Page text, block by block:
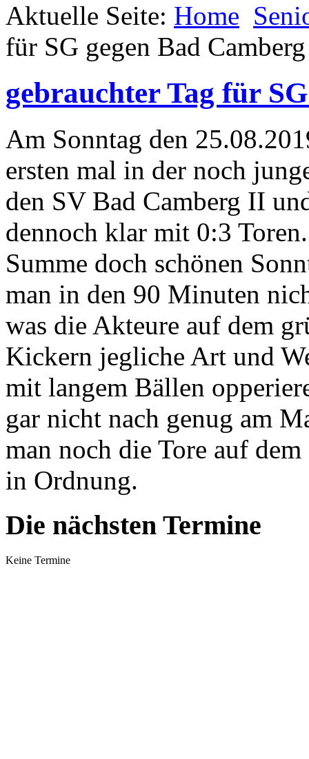
Aktuelle Seite: Home
für SG gegen Bad
gebrauchter Tag für
Am Sonntag den
ersten mal in der noch
den SV Bad Camberg II
dennoch klar mit 0:3
Summe doch schönen
man in den 90 Minuten
was die Akteure auf dem
Kickern jegliche Art und
mit langem Bällen
gar nicht nach genug am
man noch die Tore auf
in Ordnung.
Die nächsten Termine
Keine Termine